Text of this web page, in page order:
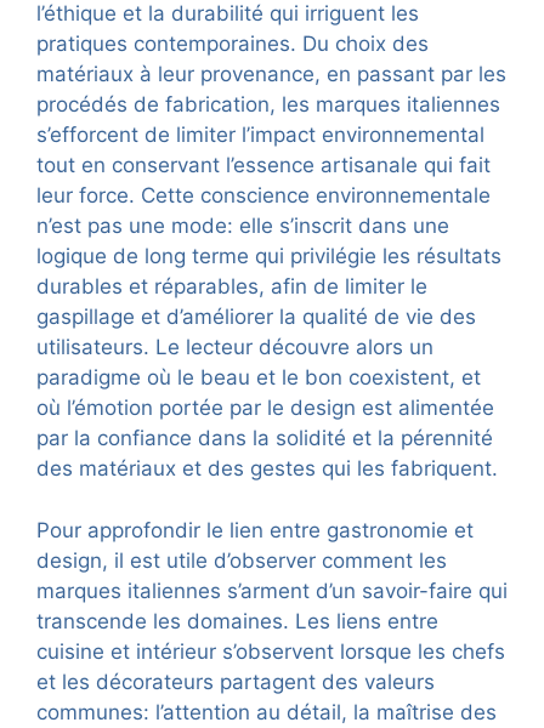
l’éthique et la durabilité qui irriguent les
pratiques contemporaines. Du choix des
matériaux à leur provenance, en passant par les
procédés de fabrication, les marques italiennes
s’efforcent de limiter l’impact environnemental
tout en conservant l’essence artisanale qui fait
leur force. Cette conscience environnementale
n’est pas une mode: elle s’inscrit dans une
logique de long terme qui privilégie les résultats
durables et réparables, afin de limiter le
gaspillage et d’améliorer la qualité de vie des
utilisateurs. Le lecteur découvre alors un
paradigme où le beau et le bon coexistent, et
où l’émotion portée par le design est alimentée
par la confiance dans la solidité et la pérennité
des matériaux et des gestes qui les fabriquent.
Pour approfondir le lien entre gastronomie et
design, il est utile d’observer comment les
marques italiennes s’arment d’un savoir-faire qui
transcende les domaines. Les liens entre
cuisine et intérieur s’observent lorsque les chefs
et les décorateurs partagent des valeurs
communes: l’attention au détail, la maîtrise des